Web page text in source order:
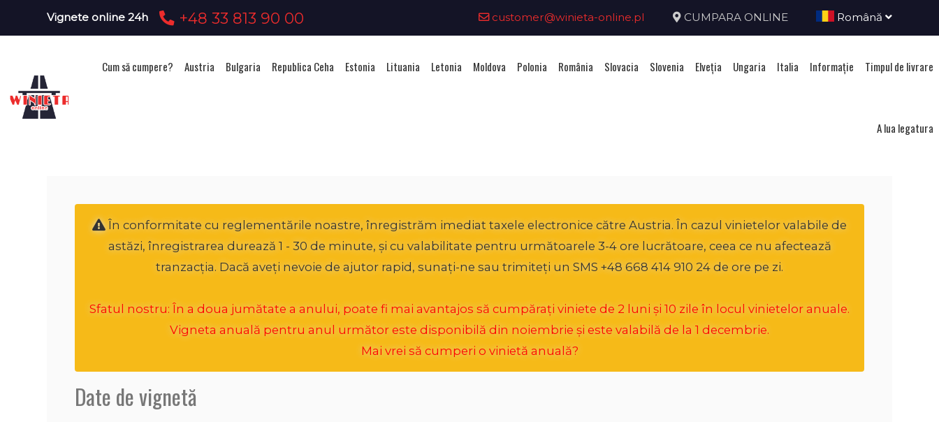
Vignete online 24h +48 33 813 90 00 customer@winieta-online.pl CUMPARA ONLINE Română
Cum să cumpere? Austria Bulgaria Republica Ceha Estonia Lituania Letonia Moldova Polonia România Slovacia Slovenia Elveţia Ungaria Italia Informație Timpul de livrare
A lua legatura
În conformitate cu reglementările noastre, înregistrăm imediat taxele electronice către Austria. În cazul vinietelor valabile de
astăzi, înregistrarea durează 1 - 30 de minute, și cu valabilitate pentru următoarele 3-4 ore lucrătoare, ceea ce nu afectează
tranzacția. Dacă aveți nevoie de ajutor rapid, sunați-ne sau trimiteți un SMS +48 668 414 910 24 de ore pe zi.
Sfatul nostru: În a doua jumătate a anului, poate fi mai avantajos să cumpărați viniete de 2 luni și 10 zile în locul vinietelor anuale.
Vigneta anuală pentru anul următor este disponibilă din noiembrie și este valabilă de la 1 decembrie.
Mai vrei să cumperi o vinietă anuală?
Date de vignetă